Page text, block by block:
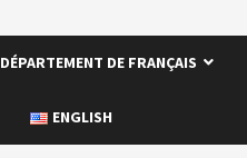
DÉPARTEMENT DE FRANÇAIS
ENGLISH